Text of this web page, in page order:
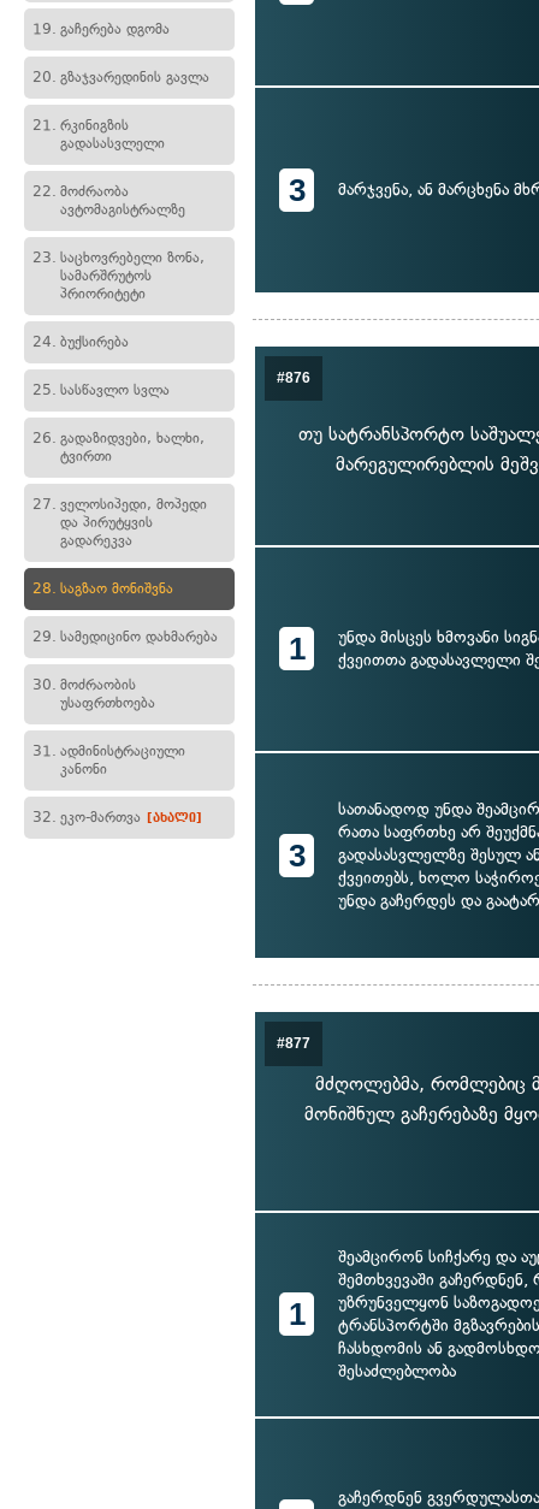
19. გაჩერება დგომა
20. გზაჯვარედინის გავლა
21. რკინიგზის
გადასასვლელი
22. მოძრაობა
ავტომაგისტრალზე
23. საცხოვრებელი ზონა,
სამარშრუტოს
პრიორიტეტი
24. ბუქსირება
25. სასწავლო სვლა
26. გადაზიდვები, ხალხი,
ტვირთი
27. ველოსიპედი, მოპედი
და პირუტყვის
გადარეკვა
28. საგზაო მონიშვნა
29. სამედიცინო დახმარება
30. მოძრაობის
უსაფრთხოება
31. ადმინისტრაციული
კანონი
32. ეკო-მართვა [ახალი]
3 მარჯვენა, ან მარცხენა
#876
თუ სატრანსპორტო
მარეგულირებლის
1
უნდა მისცეს ხმოვანი
ქვეითთა გადასავლელი
3
სათანადოდ უნდა
რათა საფრთხე არ
გადასასვლელზე შესულ
ქვეითებს, ხოლო
უნდა გაჩერდეს და
#877
მძღოლებმა, რომლებიც
მონიშნულ გაჩერებაზე
1
შეამცირონ სიჩქარე და
შემთხვევაში გაჩერდნენ,
უზრუნველყონ
ტრანსპორტში
ჩასხდომის ან
შესაძლებლობა
გაჩერდნენ